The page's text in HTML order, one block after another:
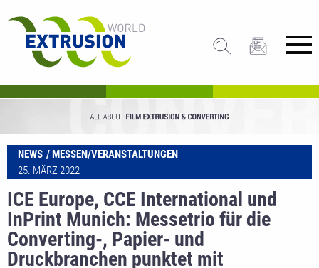
NEWS
MESSEN/VERANSTALTUNGEN
25. MÄRZ 2022
ICE Europe, CCE International und
InPrint Munich: Messetrio für die
Converting-, Papier- und
Druckbranchen punktet mit